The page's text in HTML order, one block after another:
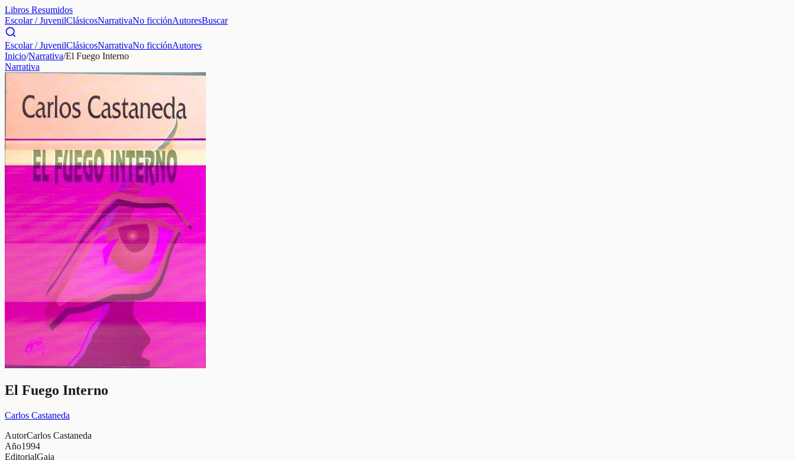
Libros Resumidos
Escolar / JuvenilClásicosNarrativaNo ficciónAutoresBuscar
Escolar / JuvenilClásicosNarrativaNo ficciónAutores
Inicio/Narrativa/El Fuego Interno
Narrativa
El Fuego Interno
Carlos Castaneda
AutorCarlos Castaneda
Año1994
EditorialGaia